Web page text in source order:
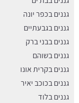
גננים בכפר יונה
גננים בגבעתיים
גננים בבני ברק
גננים בשוהם
גננים בקרית אונו
גננים בכוכב יאיר
גננים בלוד